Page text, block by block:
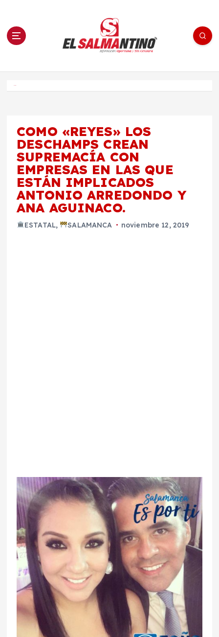
n El Salmantino - medios/noticias/editorial
COMO «REYES» LOS
DESCHAMPS CREAN
SUPREMACÍA CON
EMPRESAS EN LAS QUE
ESTÁN IMPLICADOS
ANTONIO ARREDONDO Y
ANA AGUINACO.
ESTATAL, SALAMANCA noviembre 12, 2019